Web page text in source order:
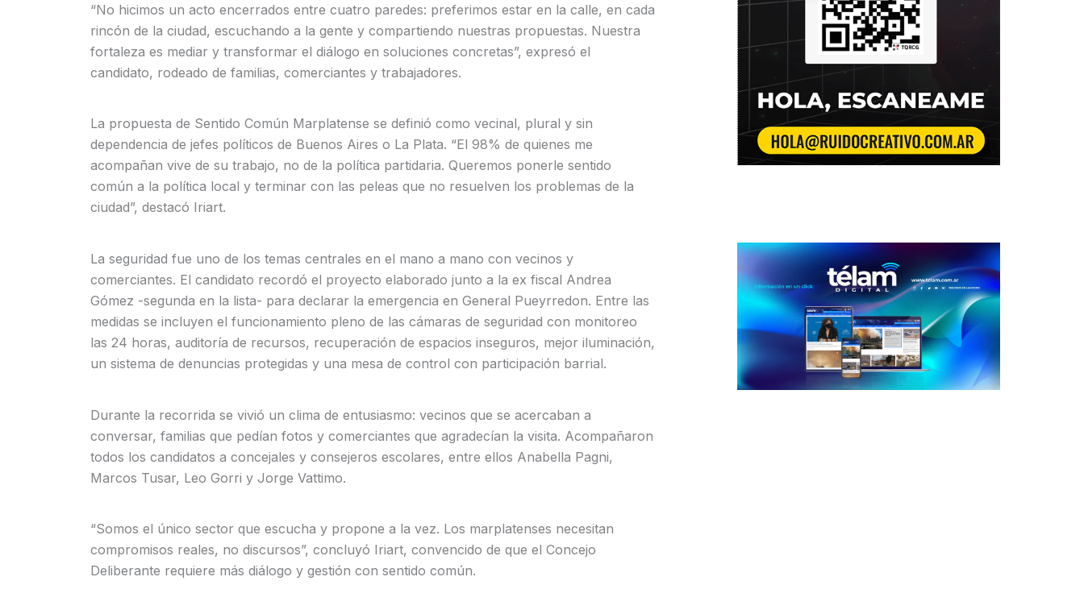
“No hicimos un acto encerrados entre cuatro paredes: preferimos estar en la calle, en cada
rincón de la ciudad, escuchando a la gente y compartiendo nuestras propuestas. Nuestra
fortaleza es mediar y transformar el diálogo en soluciones concretas”, expresó el
candidato, rodeado de familias, comerciantes y trabajadores.
La propuesta de Sentido Común Marplatense se definió como vecinal, plural y sin
dependencia de jefes políticos de Buenos Aires o La Plata. “El 98% de quienes me
acompañan vive de su trabajo, no de la política partidaria. Queremos ponerle sentido
común a la política local y terminar con las peleas que no resuelven los problemas de la
ciudad”, destacó Iriart.
La seguridad fue uno de los temas centrales en el mano a mano con vecinos y
comerciantes. El candidato recordó el proyecto elaborado junto a la ex fiscal Andrea
Gómez -segunda en la lista- para declarar la emergencia en General Pueyrredon. Entre las
medidas se incluyen el funcionamiento pleno de las cámaras de seguridad con monitoreo
las 24 horas, auditoría de recursos, recuperación de espacios inseguros, mejor iluminación,
un sistema de denuncias protegidas y una mesa de control con participación barrial.
Durante la recorrida se vivió un clima de entusiasmo: vecinos que se acercaban a
conversar, familias que pedían fotos y comerciantes que agradecían la visita. Acompañaron
todos los candidatos a concejales y consejeros escolares, entre ellos Anabella Pagni,
Marcos Tusar, Leo Gorri y Jorge Vattimo.
“Somos el único sector que escucha y propone a la vez. Los marplatenses necesitan
compromisos reales, no discursos”, concluyó Iriart, convencido de que el Concejo
Deliberante requiere más diálogo y gestión con sentido común.